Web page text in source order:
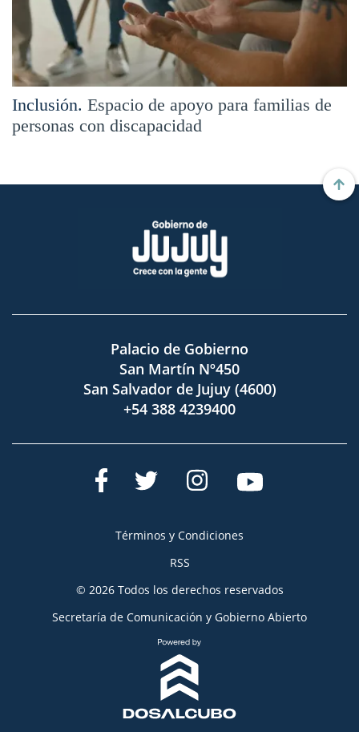
Inclusión. Espacio de apoyo para familias de
personas con discapacidad
Palacio de Gobierno
San Martín Nº450
San Salvador de Jujuy (4600)
+54 388 4239400
Términos y Condiciones
RSS
© 2026 Todos los derechos reservados
Secretaría de Comunicación y Gobierno Abierto